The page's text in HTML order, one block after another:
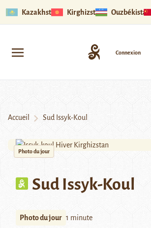
Kazakhstan Kirghizstan Ouzbékistan
Connexion
Accueil Sud Issyk-Koul
Photo du jour
Sud Issyk-Koul
Photo du jour 1 minute